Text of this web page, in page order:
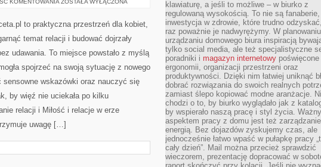
KOMENTOWANIA ZOSTAŁA WYŁĄCZONA
to praktyczna przestrzeń dla kobiet,
temat relacji i budować dojrzały
udawania. To miejsce powstało z myślą
spojrzeć na swoją sytuację z nowego
sensowne wskazówki oraz nauczyć się
by więź nie uciekała po kilku
relacji i Miłość i relacje w erze
uwagę […]
klawiaturę, a jeśli to możliwe – w biurko z
regulowaną wysokością. To nie są
inwestycja w zdrowie, które trudno
raz poważnie je nadwyrężymy. W
urządzaniu domowego biura inspiracją
tylko social media, ale też specjalistyczne
poradniki i magazyn internetowy poświęcone
ergonomii, organizacji przestrzeni oraz
produktywności. Dzięki nim łatwiej uniknąć
dobrać rozwiązania do swoich realnych
zamiast ślepo kopiować modne aranżacje.
chodzi o to, by biurko wyglądało jak z
by wspierało naszą pracę i styl życia.
aspektem pracy z domu jest też zarządzanie
energią. Bez dojazdów zyskujemy czas, ale
jednocześnie łatwo wpaść w pułapkę pracy
cały dzień”. Mail można przecież sprawdzić
wieczorem, prezentację dopracować w